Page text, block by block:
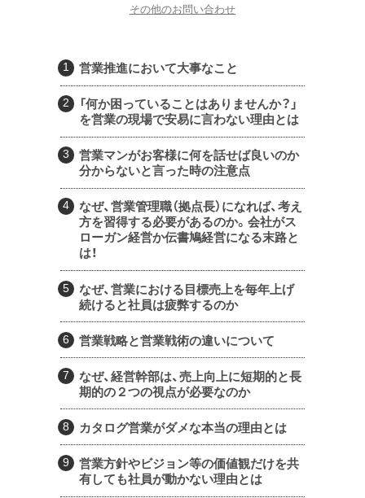
その他のお問い合わせ
営業推進において大事なこと
「何か困っていることはありませんか？」
を営業の現場で安易に言わない理由とは
営業マンがお客様に何を話せば良いのか
分からないと言った時の注意点
なぜ、営業管理職（拠点長）になれば、考え
方を習得する必要があるのか。会社がス
ローガン経営か伝書鳩経営になる末路と
は！
なぜ、営業における目標売上を毎年上げ
続けると社員は疲弊するのか
営業戦略と営業戦術の違いについて
なぜ、経営幹部は、売上向上に短期的と長
期的の２つの視点が必要なのか
カタログ営業がダメな本当の理由とは
営業方針やビジョン等の価値観だけを共
有しても社員が動かない理由とは